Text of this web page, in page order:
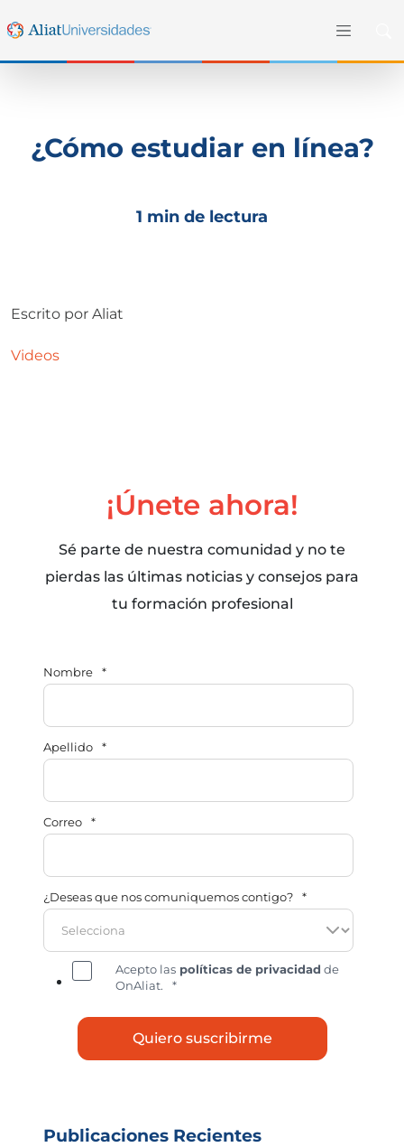
¿Cómo estudiar en línea?
1 min de lectura
Escrito por Aliat
Videos
¡Únete ahora!
Sé parte de nuestra comunidad y no te
pierdas las últimas noticias y consejos para
tu formación profesional
Nombre *
Apellido *
Correo *
¿Deseas que nos comuniquemos contigo? *
Acepto las políticas de privacidad de
OnAliat.
*
Publicaciones Recientes